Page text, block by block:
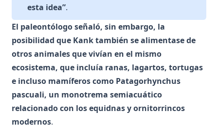
esta idea”.
El paleontólogo señaló, sin embargo, la
posibilidad que Kank también se alimentase de
otros animales que vivían en el mismo
ecosistema, que incluía ranas, lagartos, tortugas
e incluso mamíferos como Patagorhynchus
pascuali, un monotrema semiacuático
relacionado con los equidnas y ornitorrincos
modernos.